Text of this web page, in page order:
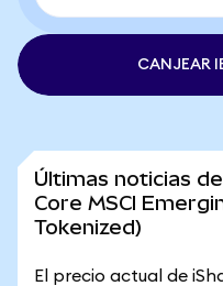
CANJEAR
Últimas noticias
Core MSCI
Tokenized)
El precio actual de